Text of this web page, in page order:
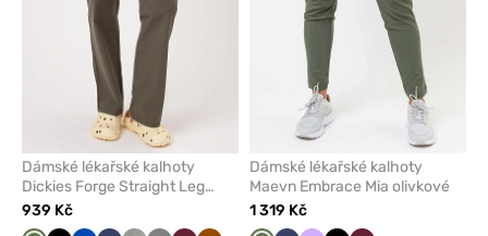
Dámské lékařské kalhoty
Dickies Forge Straight Leg
olivkové
939 Kč
Dámské lékařské kalhoty
Maevn Embrace Mia olivkové
1 319 Kč